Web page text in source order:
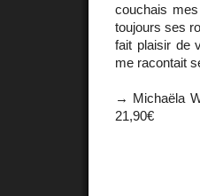
couchais
toujours ses
fait plaisir de
me racontait
→ Michaëla
21,90€